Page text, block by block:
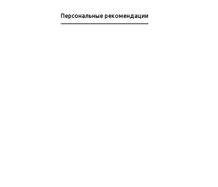
Персональные рекомендации